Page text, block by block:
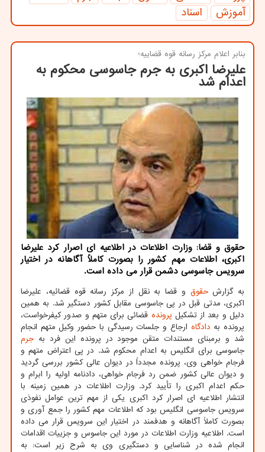
آموزش
اسناد
بنابر اعلام مركز رسانه قوه قضاییه؛
علیرضا اکبری به جرم جاسوسی محکوم به
اعدام شد
حقوق و قضا: وزارت اطلاعات در اطلاعیه ای اصرار کرد علیرضا
اکبری، اطلاعات مهم کشور را بصورت کاملاً آگاهانه در اختیار
سرویس جاسوسی دشمن قرار می داده است.
به گزارشحقوق و قضا به نقل از مرکز رسانه قوه قضائیه، علیرضا
اکبری، مدتی قبل در پی جاسوسی مقابل کشور دستگیر شد. به همین
دلیل و بعد از تشکیل پرونده قضائی برای متهم و صدور کیفرخواست،
پرونده به دادگاه ارجاع و جلسات رسیدگی با حضور وکیل متهم انجام
شد و برمبنای مستندات متقن موجود در پرونده این فرد به جرم
جاسوسی برای انگلیس به اعدام محکوم شد. در پی اعتراض متهم و
فرجام خواهی وی، پرونده مجدداً در دیوان عالی کشور بررسی گردید
و دیوان عالی کشور ضمن رد فرجام خواهی، دادنامه اولیه را ابرام و
حکم اعدام اکبری را تأیید کرد. وزارت اطلاعات در همین زمینه با
انتشار اطلاعیه ای اصرار کرد اکبری یکی از مهم ترین عوامل نفوذی
سرویس جاسوسی انگلیس بود که اطلاعات مهم کشور را جمع آوری و
بصورت کاملاً آگاهانه و هدفمند در اختیار این سرویس قرار می داده
است. اطلاعیه وزارت اطلاعات در مورد این جاسوس و جزییات اقدامات
انجام شده در شناسایی و دستگیری وی به شرح زیر است: به